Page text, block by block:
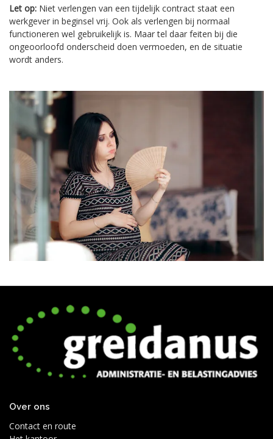
Let op: Niet verlengen van een tijdelijk contract staat een
werkgever in beginsel vrij. Ook als verlengen bij normaal
functioneren wel gebruikelijk is. Maar tel daar feiten bij die
ongeoorloofd onderscheid doen vermoeden, en de situatie
wordt anders.
Over ons
Contact en route